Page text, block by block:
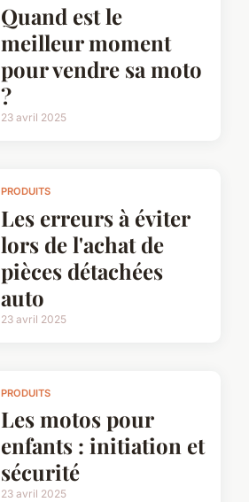
Quand est le
meilleur moment
pour vendre sa moto
?
23 avril 2025
PRODUITS
Les erreurs à éviter
lors de l'achat de
pièces détachées
auto
23 avril 2025
PRODUITS
Les motos pour
enfants : initiation et
sécurité
23 avril 2025